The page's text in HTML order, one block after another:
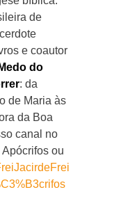
de
e coautor
do
: da
de Maria às
da Boa
canal no
ou